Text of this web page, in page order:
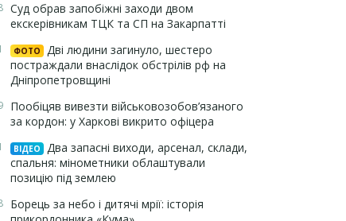
Суд обрав запобіжні заходи двом
екскерівникам ТЦК та СП на Закарпатті
ФОТО
Дві людини загинуло, шестеро
постраждали внаслідок обстрілів рф на
Дніпропетровщині
Пообіцяв вивезти військовозобов’язаного
за кордон: у Харкові викрито офіцера
ВІДЕО
Два запасні виходи, арсенал, склади,
спальня: мінометники облаштували
позицію під землею
Борець за небо і дитячі мрії: історія